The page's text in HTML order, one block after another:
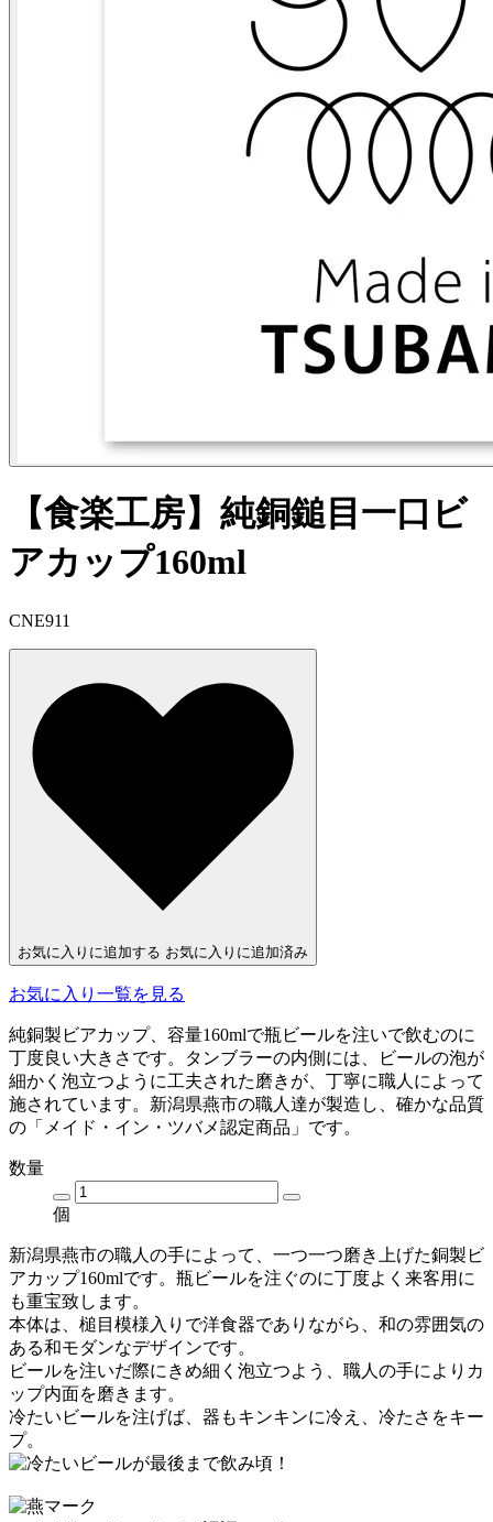
【食楽工房】純銅鎚目一口ビ
アカップ160ml
CNE911
お気に入りに追加する お気に入りに追加済み
お気に入り一覧を見る
純銅製ビアカップ、容量160mlで瓶ビールを注いで飲むのに
丁度良い大きさです。タンブラーの内側には、ビールの泡が
細かく泡立つように工夫された磨きが、丁寧に職人によって
施されています。新潟県燕市の職人達が製造し、確かな品質
の「メイド・イン・ツバメ認定商品」です。
数量
個
新潟県燕市の職人の手によって、一つ一つ磨き上げた銅製ビ
アカップ160mlです。瓶ビールを注ぐのに丁度よく来客用に
も重宝致します。
本体は、槌目模様入りで洋食器でありながら、和の雰囲気の
ある和モダンなデザインです。
ビールを注いだ際にきめ細く泡立つよう、職人の手によりカ
ップ内面を磨きます。
冷たいビールを注げば、器もキンキンに冷え、冷たさをキー
プ。